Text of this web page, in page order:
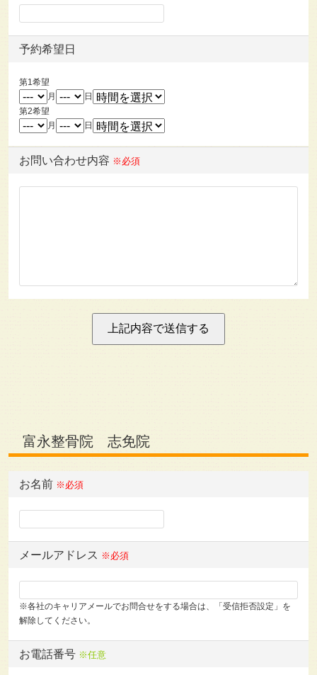
予約希望日
第1希望
月
日
第2希望
月
日
お問い合わせ内容 ※必須
富永整骨院 志免院
お名前 ※必須
メールアドレス ※必須
※各社のキャリアメールでお問合せをする場合は、「受信拒否設定」を
解除してください。
お電話番号 ※任意